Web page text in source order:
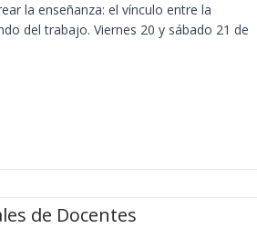
la enseñanza: el vínculo entre la
del trabajo. Viernes 20 y sábado 21 de
de Docentes